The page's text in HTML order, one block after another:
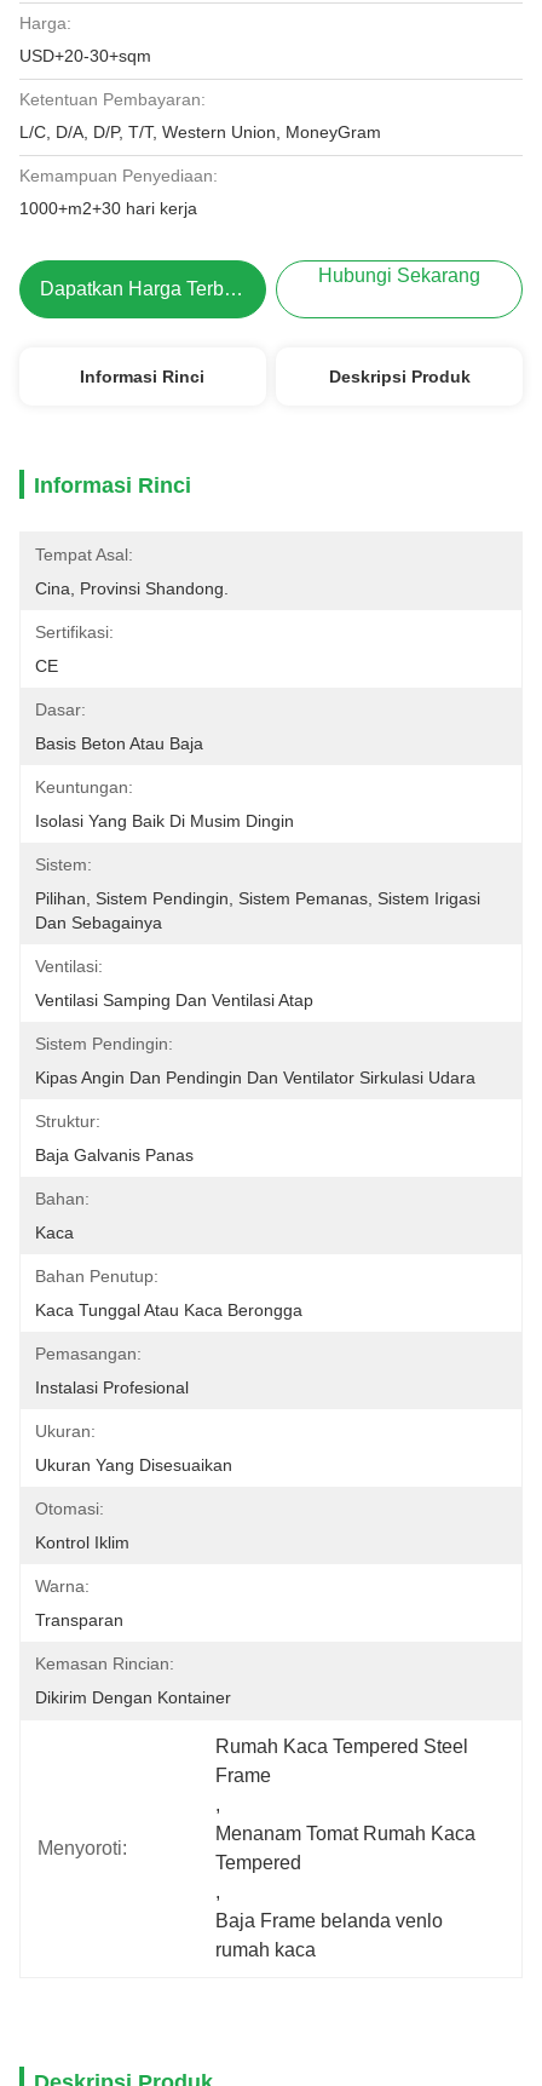
Harga:
USD+20-30+sqm
Ketentuan Pembayaran:
L/C, D/A, D/P, T/T, Western Union, MoneyGram
Kemampuan Penyediaan:
1000+m2+30 hari kerja
Dapatkan Harga Terbaik
Hubungi Sekarang
Informasi Rinci Deskripsi Produk
Informasi Rinci
Tempat Asal:
Cina, Provinsi Shandong.
Sertifikasi:
CE
Dasar:
Basis Beton Atau Baja
Keuntungan:
Isolasi Yang Baik Di Musim Dingin
Sistem:
Pilihan, Sistem Pendingin, Sistem Pemanas, Sistem Irigasi
Dan Sebagainya
Ventilasi:
Ventilasi Samping Dan Ventilasi Atap
Sistem Pendingin:
Kipas Angin Dan Pendingin Dan Ventilator Sirkulasi Udara
Struktur:
Baja Galvanis Panas
Bahan:
Kaca
Bahan Penutup:
Kaca Tunggal Atau Kaca Berongga
Pemasangan:
Instalasi Profesional
Ukuran:
Ukuran Yang Disesuaikan
Otomasi:
Kontrol Iklim
Warna:
Transparan
Kemasan Rincian:
Dikirim Dengan Kontainer
Menyoroti:
Rumah Kaca Tempered Steel
Frame
,
Menanam Tomat Rumah Kaca
Tempered
,
Baja Frame belanda venlo
rumah kaca